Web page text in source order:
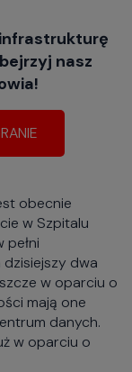
nasz
obecnie
w Szpitalu
dwa
w oparciu o
mają one
danych.
w oparciu o